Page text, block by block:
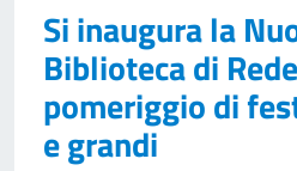
Si inaugura la
Biblioteca di
pomeriggio di
e grandi